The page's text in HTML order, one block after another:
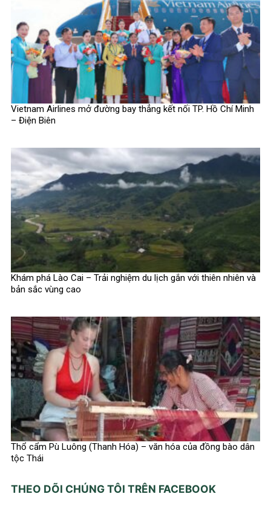
Vietnam Airlines mở đường bay thẳng kết nối TP. Hồ Chí Minh
– Điện Biên
Khám phá Lào Cai – Trải nghiệm du lịch gắn với thiên nhiên và
bản sắc vùng cao
Thổ cẩm Pù Luông (Thanh Hóa) – văn hóa của đồng bào dân
tộc Thái
THEO DÕI CHÚNG TÔI TRÊN FACEBOOK